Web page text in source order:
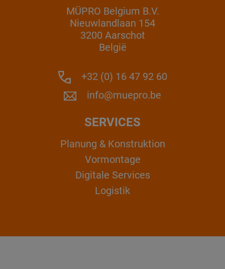
MÜPRO Belgium B.V.
Nieuwlandlaan 154
3200 Aarschot
België
+32 (0) 16 47 92 60
info@muepro.be
SERVICES
Planung & Konstruktion
Vormontage
Digitale Services
Logistik